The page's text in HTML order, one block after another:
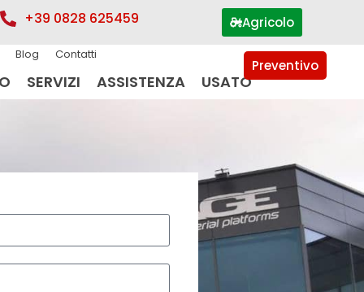
+39 0828 625459 Agricolo
Blog Contatti
SERVIZI ASSISTENZA USATO
Preventivo